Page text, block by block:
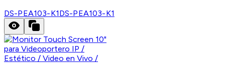
DS-PEA103-K1DS-PEA103-K1